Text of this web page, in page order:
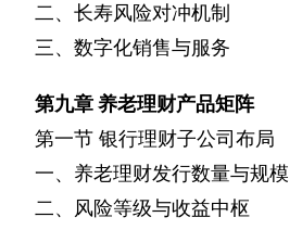
二、长寿风险对冲机制
三、数字化销售与服务
第九章养老理财产品矩阵
第一节 银行理财子公司布局
一、养老理财发行数量与规模
二、风险等级与收益中枢